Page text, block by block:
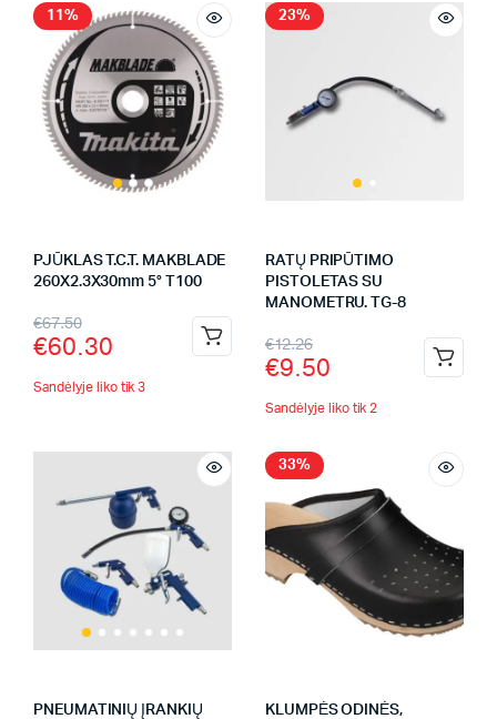
11%
PJŪKLAS T.C.T. MAKBLADE
260X2.3X30mm 5° T100
€67.50
€60.30
Sandėlyje liko tik 3
23%
RATŲ PRIPŪTIMO
PISTOLETAS SU
MANOMETRU. TG-8
€12.26
€9.50
Sandėlyje liko tik 2
PNEUMATINIŲ ĮRANKIŲ
33%
KLUMPĖS ODINĖS,